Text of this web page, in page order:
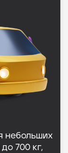
небольших
700 кг,